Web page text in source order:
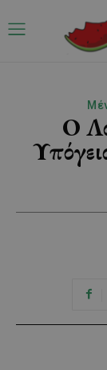
Ο